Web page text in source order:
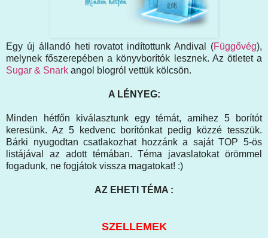
Egy új állandó heti rovatot indítottunk Andival (Függővég),
melynek főszerepében a könyvborítók lesznek. Az ötletet a
Sugar & Snark angol blogról vettük kölcsön.
A LÉNYEG:
Minden hétfőn kiválasztunk egy témát, amihez 5 borítót
keresünk. Az 5 kedvenc borítónkat pedig közzé tesszük.
Bárki nyugodtan csatlakozhat hozzánk a saját TOP 5-ös
listájával az adott témában. Téma javaslatokat örömmel
fogadunk, ne fogjátok vissza magatokat! :)
AZ EHETI TÉMA :
SZELLEMEK